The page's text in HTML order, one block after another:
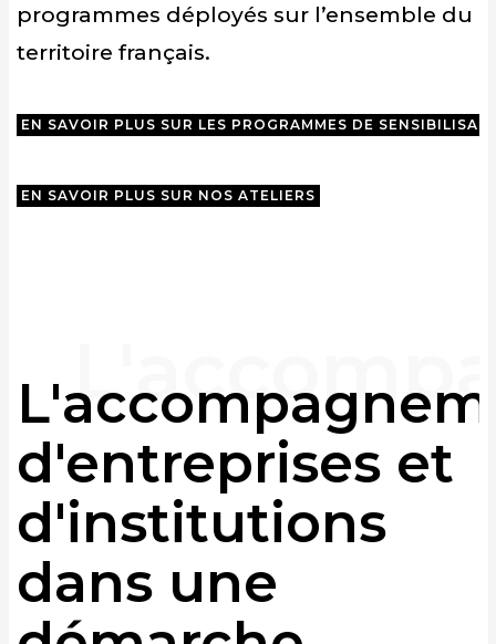
programmes déployés sur l’ensemble du
territoire français.
EN SAVOIR PLUS SUR LES PROGRAMMES DE
EN SAVOIR PLUS SUR NOS ATELIERS
d'entreprises et
d'institutions
dans une